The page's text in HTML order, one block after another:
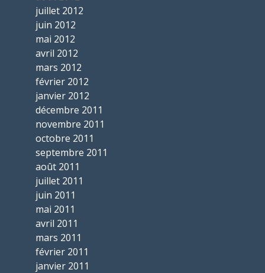
juillet 2012
juin 2012
mai 2012
avril 2012
mars 2012
février 2012
janvier 2012
décembre 2011
novembre 2011
octobre 2011
septembre 2011
août 2011
juillet 2011
juin 2011
mai 2011
avril 2011
mars 2011
février 2011
janvier 2011